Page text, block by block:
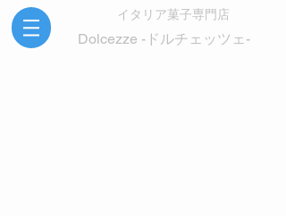
イタリア菓子専門店
Dolcezze -ドルチェッツェ-